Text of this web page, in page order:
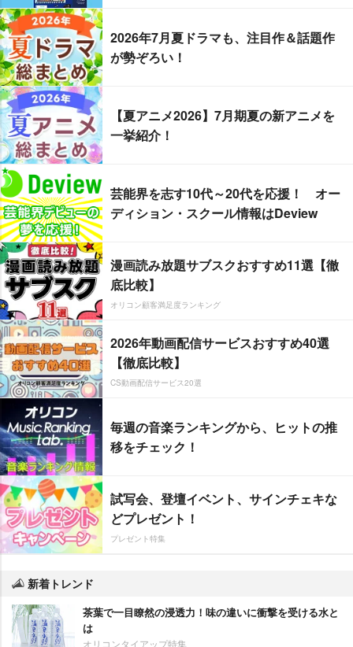
2026年7月夏ドラマも、注目作＆話題作
が勢ぞろい！
【夏アニメ2026】7月期夏の新アニメを
一挙紹介！
芸能界を志す10代～20代を応援！ オー
ディション・スクール情報はDeview
漫画読み放題サブスクおすすめ11選【徹
底比較】
オリコン顧客満足度ランキング
2026年動画配信サービスおすすめ40選
【徹底比較】
CS動画配信サービス20選
毎週の音楽ランキングから、ヒットの推
移をチェック！
試写会、登壇イベント、サインチェキな
どプレゼント！
プレゼント特集
新着トレンド
茶葉で一目瞭然の浸透力！味の違いに衝撃を受ける水と
は
オリコンタイアップ特集